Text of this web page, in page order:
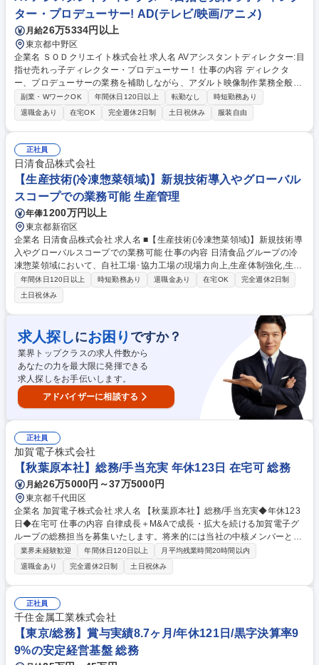
ホテルフロント/フロントリーダー｜未経験第二新卒歓迎
ター・プロデューサー! AD(テレビ/映画/アニメ)
月給26万5334円以上
東京都中野区
企業名 ＳＯＤクリエイト株式会社 求人名 AVアシスタントディレクター:目
指せ売れっ子ディレクター・プロデューサー！ 仕事の内容 ディレクタ
ー、プロデューサーの業務を補助しながら、アダルト映像制作業務全般を
担当していただきます。ご思考性に合わせて今後のキャリア（ディレクタ
ー・プロデューサー）が選べます★ ■ディレクター候補(AD)として、企画
考案・撮影地探し・演出・撮影・編集など、先輩ディレクターを補助し、
映像作品を作り上げる全ての工程 に携わる業務を担当。 ■プロデューサー
候補(AP)として、企画考案・出演者キャスティング・パッケージ撮影ディ
レクション・予算管理・進行管理・プロモーション活動など、先輩プロデ
ューサーを補助し、作品の企画から販売方法考案までをトータルでプロデ
ュースする業務を担当します。 募集職種 AVアシスタントディレクター:目
指せ売れっ子ディレクター・プロデューサー！
副業・WワークOK 年間休日120日以上 転勤なし
時短勤務あり
退職金あり
在宅OK 完全週休2日制 土日祝休み 服装自由
正社員
日清食品株式会社
【生産技術(冷凍惣菜領域)】新規技術導入やグローバル
スコープでの業務可能 生産管理
年俸1200万円以上
東京都新宿区
企業名 日清食品株式会社 求人名 ■【生産技術(冷凍惣菜領域)】新規技術導
入やグローバルスコープでの業務可能 仕事の内容 日清食品グループの冷
凍惣菜領域において、自社工場･協力工場の現場力向上,生産体制強化,生産
技術高度化,総菜製造の生産工程の導入や高度な工場経営を管理職の立場か
ら推進いただくことを期待します。 【具体的には】■低温工場の本社生産
管理 ■低温工場の作業平準の立案～更新 ■自社工場･協力工場を含めた安
全･品質面の指導,管理,運用提案･実装 ■新製品等のライン選定,設備投資案
の立案･実行 ■将来の生産体制の検討,事業会社への提案,生産体制構築 ■自
社工場における工場人材の育成 ■各工場･事業会社との連携による課題抽
出,改善テーマの設定･推進 ■協力工場を含む生産拠点の現場力向上,ガバナ
ンス強化,改善指導 募集職種 ■【生産技術(冷凍惣菜領域)】新規技術導入や
グローバルスコープでの業務可能
年間休日120日以上 時短勤務あり 退職金あり 在宅OK
完全週休2日制
土日祝休み
求人探しにお困り ですか？
業界トップクラスの求人件数から
あなたの力を最大限に発揮できる
求人探しをお手伝いします。
アドバイザーに相談する
正社員
加賀電子株式会社
【秋葉原本社】総務/手当充実 年休123日 在宅可 総務
月給26万5000円～37万5000円
東京都千代田区
企業名 加賀電子株式会社 求人名 【秋葉原本社】総務/手当充実◆年休123
日◆在宅可 仕事の内容 自律成長＋M&Aで成長・拡大を続ける加賀電子グ
ループの総務担当を募集いたします。将来的には当社の中核メンバーとし
て活躍を期待しております。 【詳細】ご経験に合わせて下記いずれかの業
務をお任せします。 ■資産管理（携帯、社用車）■備品管理 ■社内行事の企
画・運営（株式関連、ゴルフコンペ等）■文書管理など 上記以外にも過去
のご経験に合わせて業務をアサインいたします。 活躍次第でスキルアップ
のために様々な業務をお任せいたします。 募集職種 【秋葉原本社】総務/
手当充実◆年休123日◆在宅可
業界未経験歓迎 年間休日120日以上
月平均残業時間20時間以内
退職金あり
完全週休2日制 土日祝休み
正社員
千住金属工業株式会社
【東京/総務】賞与実績8.7ヶ月/年休121日/黒字決算率9
9%の安定経営基盤 総務